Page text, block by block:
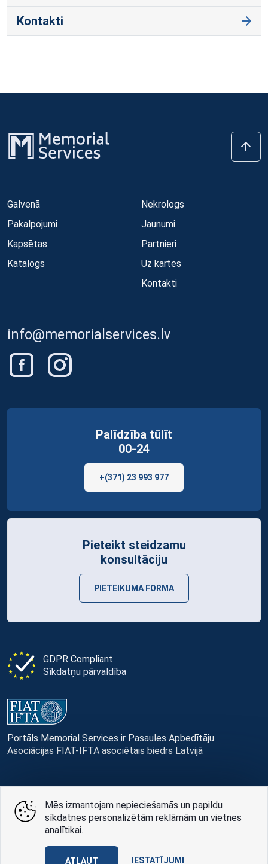
Kontakti
Galvenā
Pakalpojumi
Kapsētas
Katalogs
Nekrologs
Jaunumi
Partnieri
Uz kartes
Kontakti
info@memorialservices.lv
GDPR Compliant
Sīkdatņu pārvaldība
Portāls Memorial Services ir Pasaules Apbedītāju
Asociācijas FIAT-IFTA asociētais biedrs Latvijā
Palīdzība tūlīt
00-24
+(371) 23 993 977
Pieteikt steidzamu
konsultāciju
PIETEIKUMA FORMA
© Memorial Services, 2016 — 2026 pr3-g
Privātuma politikai
AABB TEAM
Mēs izmantojam nepieciešamās un papildu
sīkdatnes personalizētām reklāmām un vietnes
analītikai.
ATĻAUT IESTATĪJUMI